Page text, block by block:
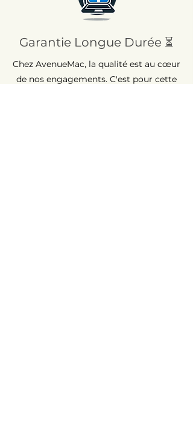
Garantie Longue Durée ⏳
Chez AvenueMac, la qualité est au cœur
de nos engagements. C'est pour cette